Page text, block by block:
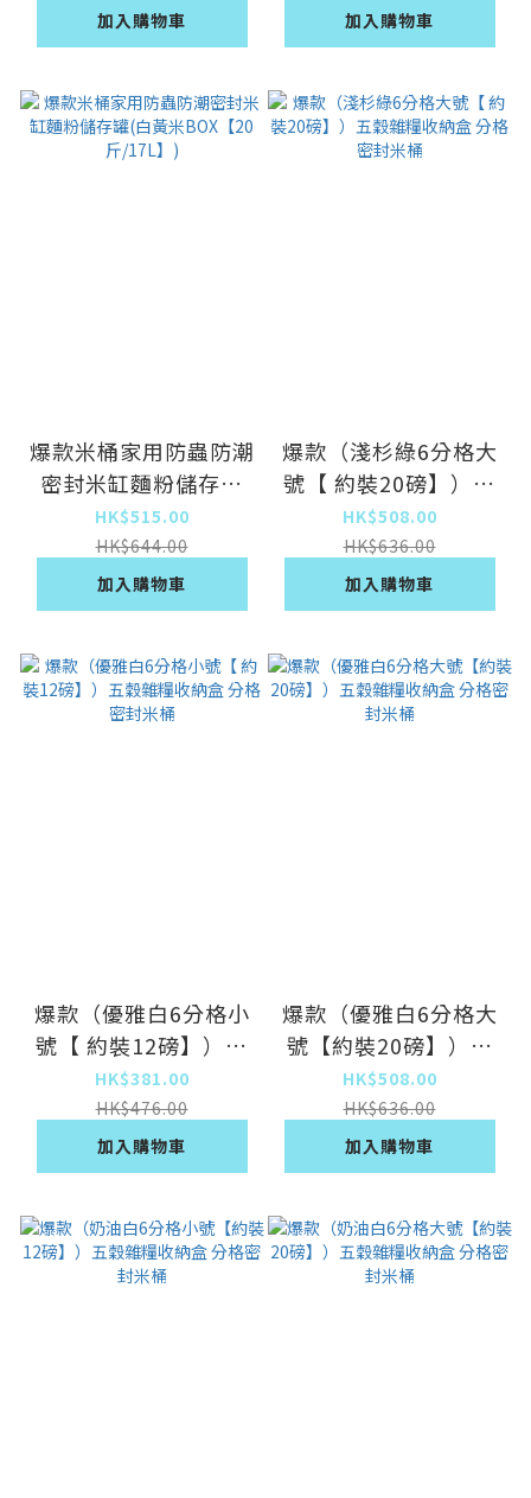
加入購物車
加入購物車
爆款米桶家用防蟲防潮
密封米缸麵粉儲存罐
(白黃米BOX【20
斤/17L】)
HK$515.00
HK$644.00
加入購物車
爆款（淺杉綠6分格大
號【 約裝20磅】）五
穀雜糧收納盒 分格密
封米桶
HK$508.00
HK$636.00
加入購物車
爆款（優雅白6分格小
號【 約裝12磅】）五
穀雜糧收納盒 分格密
封米桶
HK$381.00
HK$476.00
加入購物車
爆款（優雅白6分格大
號【約裝20磅】）五
穀雜糧收納盒 分格密
封米桶
HK$508.00
HK$636.00
加入購物車